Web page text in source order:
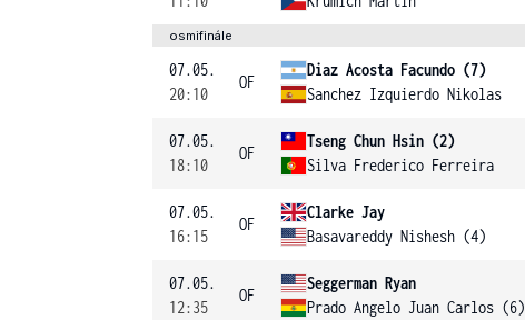
osmifinále
07.05.
20:10
OF
Diaz Acosta Facundo (7)
Sanchez Izquierdo Nikolas
07.05.
18:10
OF
Tseng Chun Hsin (2)
Silva Frederico Ferreira
07.05.
16:15
OF
Clarke Jay
Basavareddy Nishesh (4)
07.05.
12:35
OF
Seggerman Ryan
Prado Angelo Juan Carlos (6)